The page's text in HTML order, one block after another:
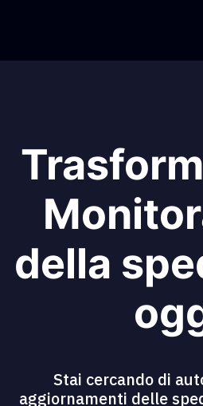
della
Stai cercando di
aggiornamenti delle